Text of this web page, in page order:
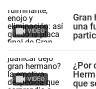
VIDEO
Gran
una
VIDEO
¿Por
que